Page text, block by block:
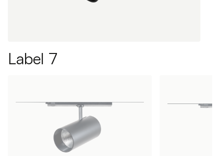
Label 7